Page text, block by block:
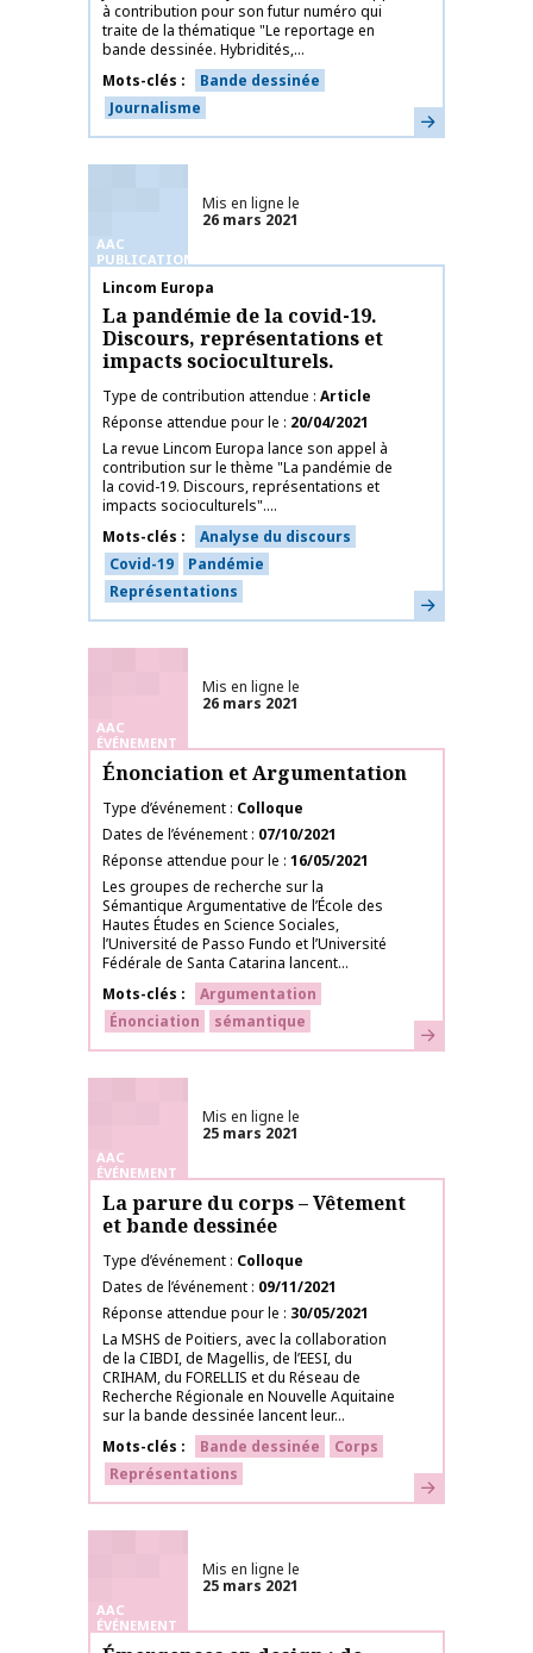
à contribution pour son futur numéro qui
traite de la thématique "Le reportage en
bande dessinée. Hybridités,...
Mots-clés
Bande dessinée
Journalisme
En savoir plus
AAC
PUBLICATIONS
Mis en ligne le
26 mars 2021
Nom de la publication
Lincom Europa
La pandémie de la covid-19.
Discours, représentations et
impacts socioculturels.
Type de contribution attendue Article
Réponse attendue pour le
20/04/2021
La revue Lincom Europa lance son appel à
contribution sur le thème "La pandémie de
la covid-19. Discours, représentations et
impacts socioculturels"....
Mots-clés
Analyse du discours
Covid-19
Pandémie
Représentations
En savoir plus
AAC
ÉVÉNEMENT
Mis en ligne le
26 mars 2021
Énonciation et Argumentation
Type d’événement Colloque
Dates de l’événement 07/10/2021
Réponse attendue pour le 16/05/2021
Les groupes de recherche sur la
Sémantique Argumentative de l’École des
Hautes Études en Science Sociales,
l’Université de Passo Fundo et l’Université
Fédérale de Santa Catarina lancent...
Mots-clés
Argumentation
Énonciation
sémantique En savoir plus
AAC
ÉVÉNEMENT
Mis en ligne le
25 mars 2021
La parure du corps – Vêtement
et bande dessinée
Type d’événement Colloque
Dates de l’événement 09/11/2021
Réponse attendue pour le
30/05/2021
La MSHS de Poitiers, avec la collaboration
de la CIBDI, de Magellis, de l’EESI, du
CRIHAM, du FORELLIS et du Réseau de
Recherche Régionale en Nouvelle Aquitaine
sur la bande dessinée lancent leur...
Mots-clés
Bande dessinée
Corps
Représentations
En savoir plus
AAC
ÉVÉNEMENT
Mis en ligne le
25 mars 2021